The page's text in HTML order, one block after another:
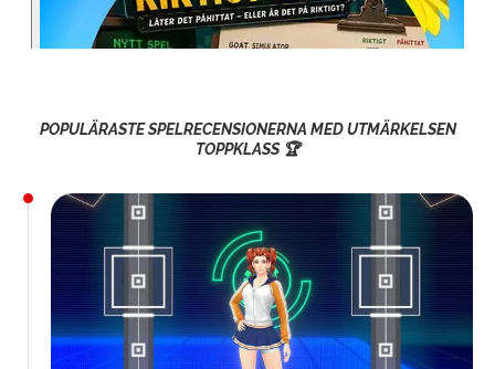
POPULÄRASTE SPELRECENSIONERNA MED UTMÄRKELSEN
TOPPKLASS 🏆